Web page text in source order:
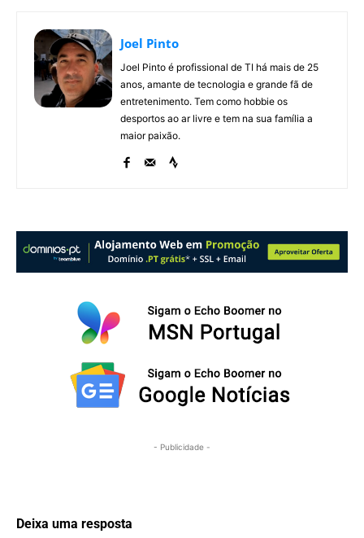
Joel Pinto
Joel Pinto é profissional de TI há mais de 25
anos, amante de tecnologia e grande fã de
entretenimento. Tem como hobbie os
desportos ao ar livre e tem na sua família a
maior paixão.
- Publicidade -
Deixa uma resposta